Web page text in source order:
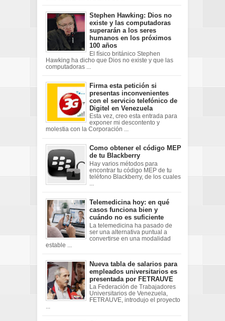
Stephen Hawking: Dios no
existe y las computadoras
superarán a los seres
humanos en los próximos
100 años
El físico británico Stephen
Hawking ha dicho que Dios no existe y que las
computadoras ...
Firma esta petición si
presentas inconvenientes
con el servicio telefónico de
Digitel en Venezuela
Esta vez, creo esta entrada para
exponer mi descontento y
molestia con la Corporación ...
Como obtener el código MEP
de tu Blackberry
Hay varios métodos para
encontrar tu código MEP de tu
teléfono Blackberry, de los cuales
Telemedicina hoy: en qué
casos funciona bien y
cuándo no es suficiente
La telemedicina ha pasado de
ser una alternativa puntual a
convertirse en una modalidad
estable ...
Nueva tabla de salarios para
empleados universitarios es
presentada por FETRAUVE
La Federación de Trabajadores
Universitarios de Venezuela,
FETRAUVE, introdujo el proyecto